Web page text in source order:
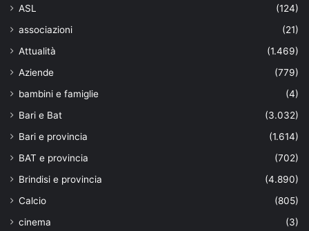
ASL
(124)
associazioni
(21)
Attualità
(1.469)
Aziende
(779)
bambini e famiglie
(4)
Bari e Bat
(3.032)
Bari e provincia
(1.614)
BAT e provincia
(702)
Brindisi e provincia
(4.890)
Calcio
(805)
cinema
(3)